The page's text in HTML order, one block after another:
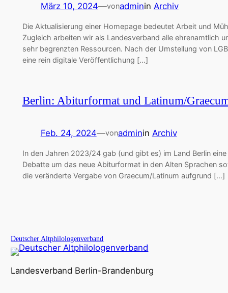
März 10, 2024—vonadminin Archiv
Die Aktualisierung einer Homepage bedeutet Arbeit und
Zugleich arbeiten wir als Landesverband alle ehrenamtlich
sehr begrenzten Ressourcen. Nach der Umstellung von
eine rein digitale Veröffentlichung […]
Berlin: Abiturformat und Latinum/
Feb. 24, 2024—vonadminin Archiv
In den Jahren 2023/24 gab (und gibt es) im Land Berlin
Debatte um das neue Abiturformat in den Alten Sprachen
die veränderte Vergabe von Graecum/Latinum aufgrund […]
Deutscher Altphilologenverband
Landesverband Berlin-Brandenburg